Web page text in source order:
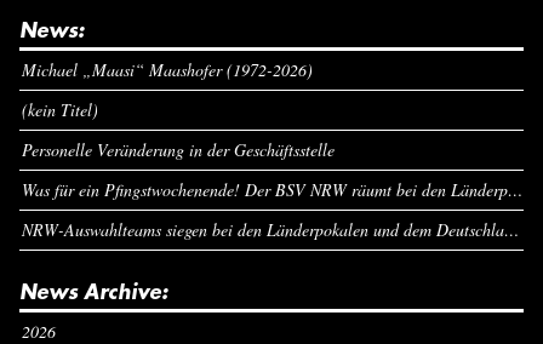
News:
Michael „Maasi“ Maashofer (1972-2026)
(kein Titel)
Personelle Veränderung in der Geschäftsstelle
Was für ein Pfingstwochenende! Der BSV NRW räumt bei den Länderpokalen ab
NRW-Auswahlteams siegen bei den Länderpokalen und dem Deutschlandcup an Pfingsten
News Archive:
2026